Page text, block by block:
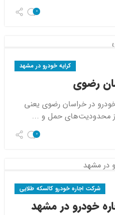
0
کرایه خودرو در مشهد
رضوی
در خراسان رضوی یعنی
از محدودیت‌های حمل و ...
0
شرکت اجاره خودرو کالسکه طلایی
خودرو در مشهد